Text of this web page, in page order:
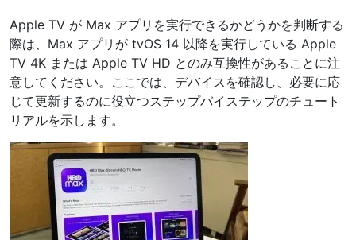
Apple TV が Max アプリを実行できるかどうかを判断する
際は、Max アプリが tvOS 14 以降を実行している Apple
TV 4K または Apple TV HD とのみ互換性があることに注
意してください。ここでは、デバイスを確認し、必要に応
じて更新するのに役立つステップバイステップのチュート
リアルを示します。